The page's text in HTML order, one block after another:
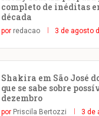
completo de inéditas
década
por redacao 3 de agosto
Shakira em São José
que se sabe sobre
dezembro
por Priscila Bertozzi 3 de